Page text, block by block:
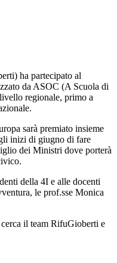
ha partecipato al
da ASOC (A Scuola di
regionale, primo a
sarà premiato insieme
inizi di giugno di fare
dei Ministri dove porterà
della 4I e alle docenti
le prof.sse Monica
il team RifuGioberti e